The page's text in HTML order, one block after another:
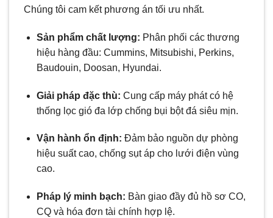
Chúng tôi cam kết phương án tối ưu nhất.
Sản phẩm chất lượng: Phân phối các thương
hiệu hàng đầu: Cummins, Mitsubishi, Perkins,
Baudouin, Doosan, Hyundai.
Giải pháp đặc thù: Cung cấp máy phát có hệ
thống lọc gió đa lớp chống bụi bột đá siêu mịn.
Vận hành ổn định: Đảm bảo nguồn dự phòng
hiệu suất cao, chống sụt áp cho lưới điện vùng
cao.
Pháp lý minh bạch: Bàn giao đầy đủ hồ sơ CO,
CQ và hóa đơn tài chính hợp lệ.